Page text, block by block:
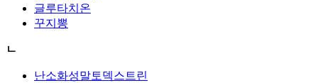
글루타치온
꾸지뽕
ㄴ
난소화성말토덱스트린